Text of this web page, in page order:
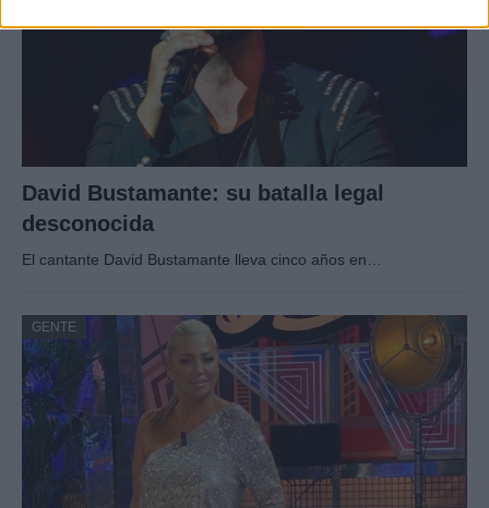
David Bustamante: su batalla legal
desconocida
El cantante David Bustamante lleva cinco años en…
GENTE